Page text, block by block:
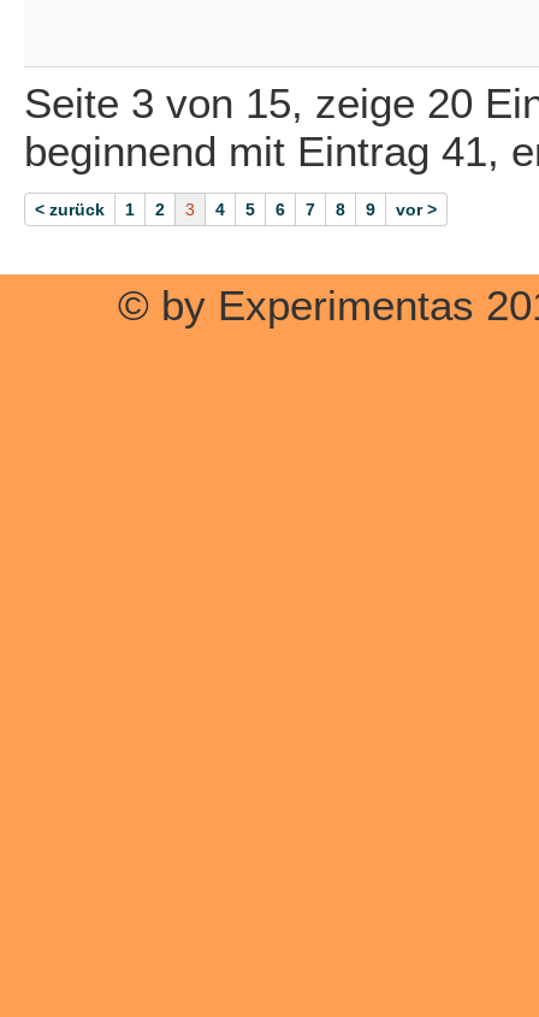
Seite 3 von 15, zeige 20
beginnend mit Eintrag 41,
< zurück 1 2 3 4 5 6 7 8 9 vor >
© by Experimentas